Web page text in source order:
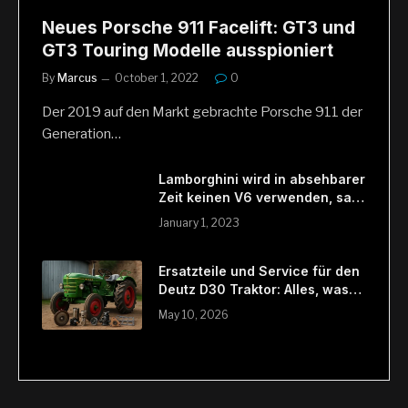
Neues Porsche 911 Facelift: GT3 und
GT3 Touring Modelle ausspioniert
By Marcus October 1, 2022 0
Der 2019 auf den Markt gebrachte Porsche 911 der
Generation…
Lamborghini wird in absehbarer
Zeit keinen V6 verwenden, sagt
CTO
January 1, 2023
Ersatzteile und Service für den
Deutz D30 Traktor: Alles, was
Du wissen musst
May 10, 2026